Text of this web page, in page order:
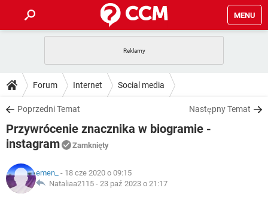
MENU
GRY WHATSAPP
SPOTIFY
INSTAGRAM FACEBOOK
WINDOWS 10
PORADY
PlayStation
SPOTIFY
WINDOWS 10
DO POBRANIA
ANDROID TIKTOK
GRY
IOS
INSTAGRAM
FORUM
GRY WHATSAPP
ARTYKUŁY
COVID-19
Forum Internet Social media
Poprzedni Temat Następny Temat
Przywrócenie znacznika w biogramie -
instagram
Zamknięty
emen_ - 18 cze 2020 o 09:15
Nataliaa2115 - 23 paź 2023 o 21:17